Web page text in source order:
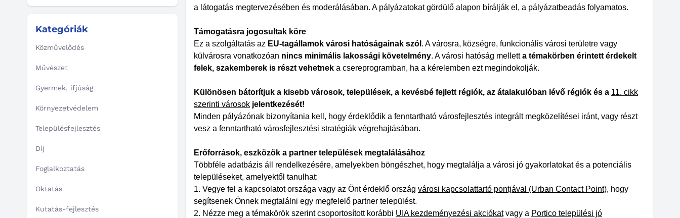
Kategóriák
Közművelődés
Művészet
Gyermek, ifjúság
Környezetvédelem
Településfejlesztés
Díj
Foglalkoztatás
Oktatás
Kutatás-fejlesztés
a látogatás megtervezésében és moderálásában. A pályázatokat gördülő alapon bírálják el, a pályázatbeadás folyamatos.
Támogatásra jogosultak köre
Ez a szolgáltatás az EU-tagállamok városi hatóságainak szól . A városra, községre, funkcionális városi területre vagy
külvárosra vonatkozóan nincs minimális lakossági követelmény. A városi hatóság melletta témakörben érintett érdekelt
felek, szakemberek is részt vehetnek a csereprogramban, ha a kérelemben ezt megindokolják.
Különösen bátorítjuk a kisebb városok, települések, a kevésbé fejlett régiók, az átalakulóban lévő régiók és a 11. cikk
szerinti városok jelentkezését!
Minden pályázónak bizonyítania kell, hogy érdeklődik a fenntartható városfejlesztés integrált megközelítései iránt, vagy részt
vesz a fenntartható városfejlesztési stratégiák végrehajtásában.
Erőforrások, eszközök a partner települések megtalálásához
Többféle adatbázis áll rendelkezésére, amelyekben böngészhet, hogy megtalálja a városi jó gyakorlatokat és a potenciális
településeket, amelyektől tanulhat:
1. Vegye fel a kapcsolatot országa vagy az Önt érdeklő ország városi kapcsolattartó pontjával (Urban Contact Point), hogy
segítsenek Önnek megtalálni egy megfelelő partner települést.
2. Nézze meg a témakörök szerint csoportosított korábbi UIA kezdeményezési akciókatvagy a Portico települési jó